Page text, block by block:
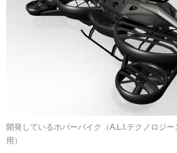
開発しているホバーバイク（A.L.I.テクノロジ
用）